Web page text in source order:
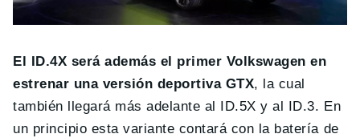
El ID.4X será además el primer Volkswagen en
estrenar una versión deportiva GTX, la cual
también llegará más adelante al ID.5X y al ID.3. En
un principio esta variante contará con la batería de